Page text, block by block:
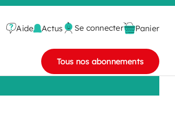
Aide Actus Se connecter Panier
Tous nos abonnements